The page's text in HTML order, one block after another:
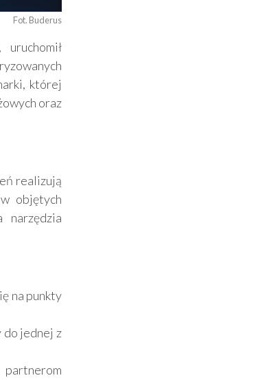
Fot. Buderus
której
oraz
realizują
objętych
narzędzia
na punkty
do jednej z